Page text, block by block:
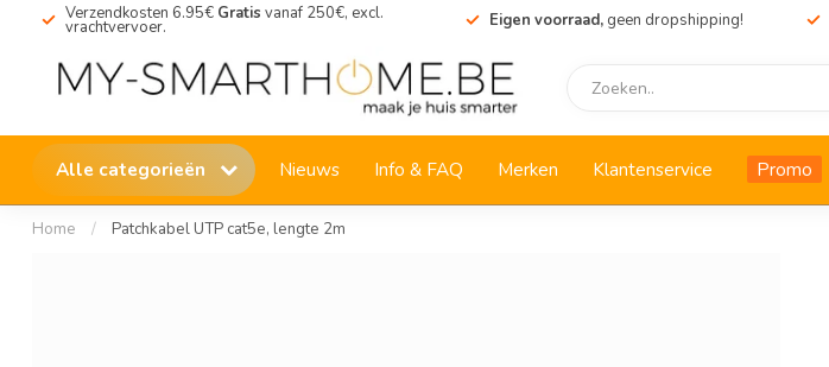
Verzendkosten 6.95€ Gratis vanaf 250€, excl.
vrachtvervoer. Eigen voorraad, geen dropshipping!
Alle categorieën Nieuws Info & FAQ Merken Klantenservice Promo
Home / Patchkabel UTP cat5e, lengte 2m